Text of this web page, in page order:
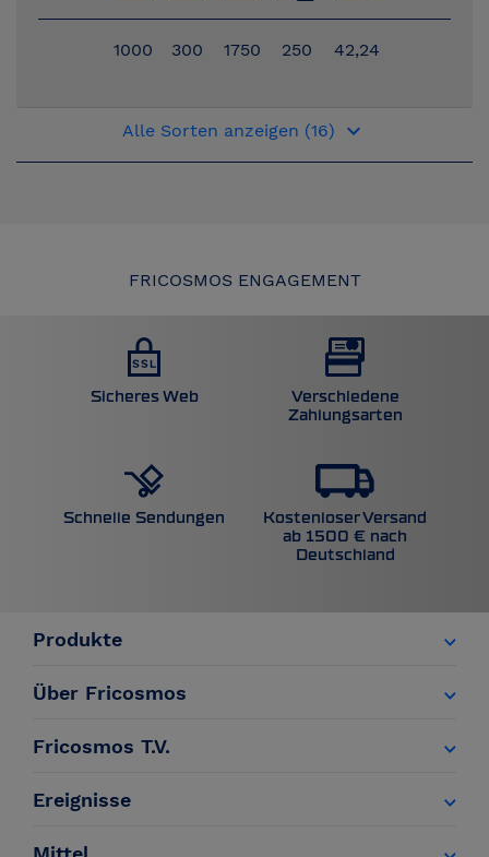
1000 300 1750 250 42,24
Alle Sorten anzeigen (16) keyboard_arrow_down
FRICOSMOS ENGAGEMENT
Sicheres Web
Verschiedene
Zahlungsarten
Schnelle Sendungen
Kostenloser Versand
ab 1500 € nach
Deutschland
Produkte
Über Fricosmos
Fricosmos T.V.
Ereignisse